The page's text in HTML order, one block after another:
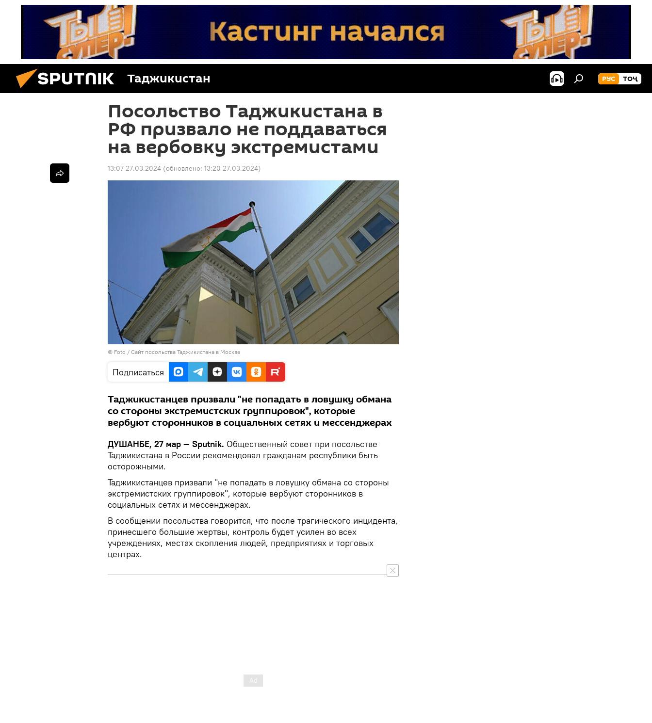
Таджикистан РУС ТОҶ
Посольство Таджикистана в
РФ призвало не поддаваться
на вербовку экстремистами
13:07 27.03.2024 (обновлено: 13:20 27.03.2024)
© Foto / Сайт посольства Таджикистана в Москве
Подписаться
Таджикистанцев призвали "не попадать в ловушку обмана
со стороны экстремистских группировок", которые
вербуют сторонников в социальных сетях и мессенджерах
ДУШАНБЕ, 27 мар — Sputnik. Общественный совет при посольстве
Таджикистана в России рекомендовал гражданам республики быть
осторожными.
Таджикистанцев призвали "не попадать в ловушку обмана со стороны
экстремистских группировок", которые вербуют сторонников в
социальных сетях и мессенджерах.
В сообщении посольства говорится, что после трагического инцидента,
принесшего большие жертвы, контроль будет усилен во всех
учреждениях, местах скопления людей, предприятиях и торговых
центрах.